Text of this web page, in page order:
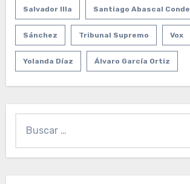
Salvador Illa Santiago Abascal Conde
Sánchez Tribunal Supremo Vox
Yolanda Díaz Álvaro García Ortiz